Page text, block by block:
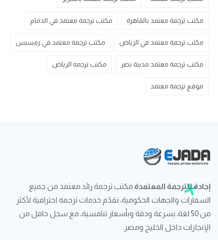
مكتب ترجمة معتمد بالقاهرة مكتب ترجمة معتمد في الدمام
مكتب ترجمة معتمد في الرياض مكتب ترجمة معتمد في رمسيس
مكتب ترجمة معتمد مدينة نصر مكتب ترجمه الرياض
موقع ترجمة معتمد
إجادة للترجمة المعتمدة مكتب ترجمة رائد معتمد من جميع
السفارات والجهات الحكومية، نقدّم خدمات ترجمة احترافية لأكثر
من 50 لغة، بسرعة ودقة وبأسعار تنافسية، مع سجل حافل من
الإنجازات داخل الخليج ومصر.